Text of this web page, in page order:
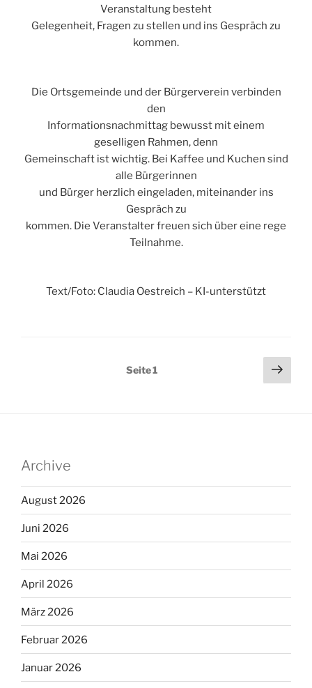
Veranstaltung besteht
Gelegenheit, Fragen zu stellen und ins Gespräch zu
kommen.
Die Ortsgemeinde und der Bürgerverein verbinden
den
Informationsnachmittag bewusst mit einem
geselligen Rahmen, denn
Gemeinschaft ist wichtig. Bei Kaffee und Kuchen sind
alle Bürgerinnen
und Bürger herzlich eingeladen, miteinander ins
Gespräch zu
kommen. Die Veranstalter freuen sich über eine rege
Teilnahme.
Text/Foto: Claudia Oestreich – KI-unterstützt
Seitennummerierung
Seite1
Archive
August 2026
Juni 2026
Mai 2026
April 2026
März 2026
Februar 2026
Januar 2026